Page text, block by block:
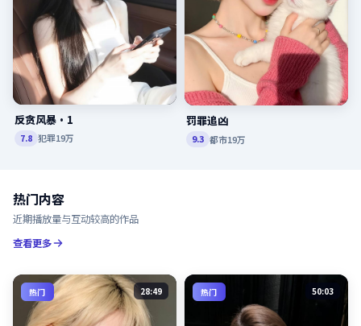
反贪风暴·1
7.8 犯罪19万
罚罪追凶
9.3 都市19万
热门内容
近期播放量与互动较高的作品
查看更多
热门 28:49 热门 50:03